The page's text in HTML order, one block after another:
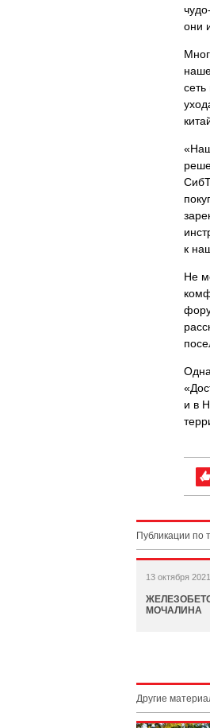
они
к
Не
и в
Публикации по
13 октября 2021
МОЧАЛИНА
Другие